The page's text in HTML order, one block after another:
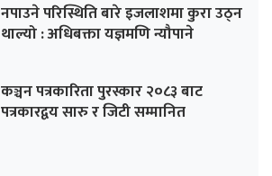
नपाउने परिस्थिति बारे इजलाशमा कुरा उठ्न
थाल्यो : अधिबक्ता यज्ञमणि न्यौपाने
कञ्चन पत्रकारिता पुरस्कार २०८३ बाट
पत्रकारद्वय सारु र जिटी सम्मानित